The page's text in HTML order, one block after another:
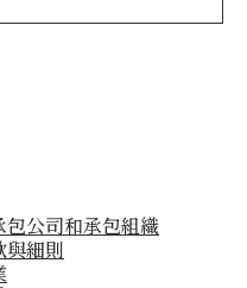
包公司和承包組織
與細則